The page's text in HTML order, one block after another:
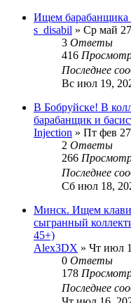
Ищем барабанщика
s_disabil » Ср май
3 Ответы
416
Последнее
Вс июл 19,
В Бобруйске! В
барабанщик и
Injection » Пт фев
2 Ответы
266
Последнее
Сб июл 18,
Минск. Ищем
сыгранный
45+)
Alex3DX » Чт июл
0 Ответы
178
Последнее